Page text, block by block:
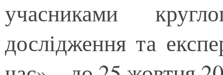
учасниками
дослідження та